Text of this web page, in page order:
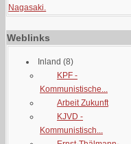
Nagasaki.
Weblinks
Inland (8)
KPF -
Kommunistische...
Arbeit Zukunft
KJVD -
Kommunistisch...